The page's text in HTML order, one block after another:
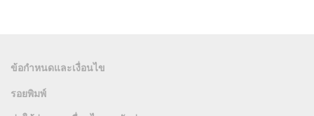
ข้อกำหนดและเงื่อนไข
รอยพิมพ์